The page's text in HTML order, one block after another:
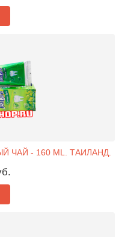
ЧАЙ - 160 ML. ТАИЛАНД.